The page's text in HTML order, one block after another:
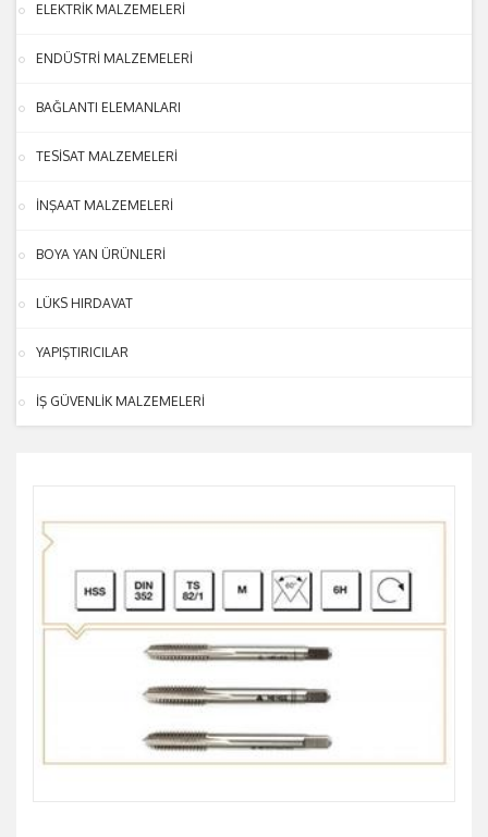
ELEKTRİK MALZEMELERİ
ENDÜSTRİ MALZEMELERİ
BAĞLANTI ELEMANLARI
TESİSAT MALZEMELERİ
İNŞAAT MALZEMELERİ
BOYA YAN ÜRÜNLERİ
LÜKS HIRDAVAT
YAPIŞTIRICILAR
İŞ GÜVENLİK MALZEMELERİ